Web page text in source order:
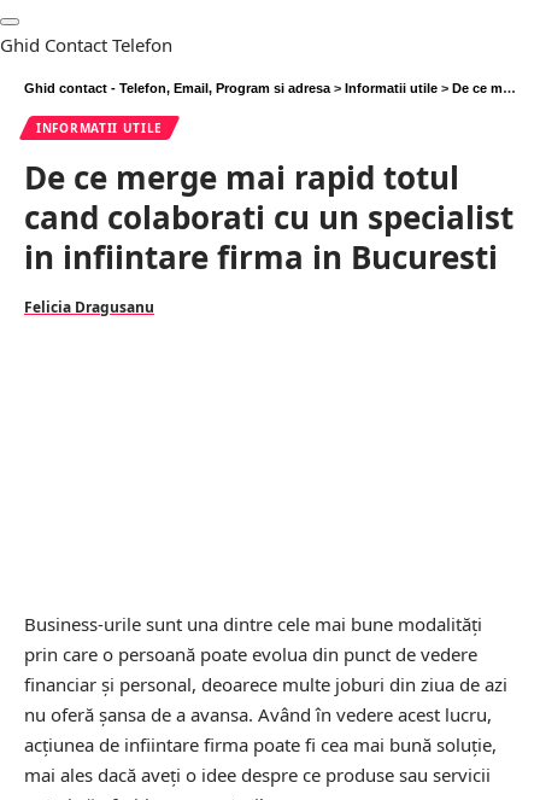
Ghid Contact Telefon
Ghid contact - Telefon, Email, Program si adresa > Informatii utile > De ce merge mai rapid totul cand colaborati cu un specialist in infiintare firma in Bucuresti
INFORMATII UTILE
De ce merge mai rapid totul
cand colaborati cu un specialist
in infiintare firma in Bucuresti
Felicia Dragusanu
Business-urile sunt una dintre cele mai bune modalităţi
prin care o persoană poate evolua din punct de vedere
financiar şi personal, deoarece multe joburi din ziua de azi
nu oferă şansa de a avansa. Având în vedere acest lucru,
acţiunea de infiintare firma poate fi cea mai bună soluţie,
mai ales dacă aveţi o idee despre ce produse sau servicii